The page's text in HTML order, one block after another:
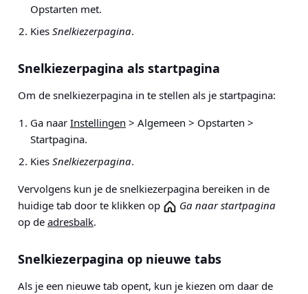
Opstarten met.
Kies Snelkiezerpagina.
Snelkiezerpagina als startpagina
Om de snelkiezerpagina in te stellen als je startpagina:
Ga naar Instellingen > Algemeen > Opstarten >
Startpagina.
Kies Snelkiezerpagina.
Vervolgens kun je de snelkiezerpagina bereiken in de
huidige tab door te klikken op
Ga naar startpagina
op de adresbalk.
Snelkiezerpagina op nieuwe tabs
Als je een nieuwe tab opent, kun je kiezen om daar de